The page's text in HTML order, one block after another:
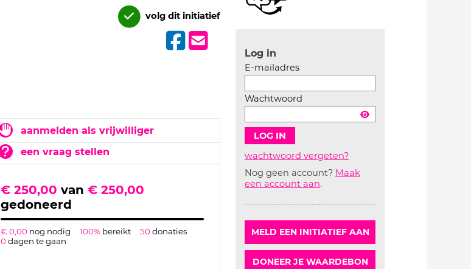
volg dit initiatief
aanmelden als vrijwilliger
een vraag stellen
€ 250,00 van € 250,00
gedoneerd
€ 0,00 nog nodig 100% bereikt 50donaties
0dagen te gaan
Log in
E-mailadres
Wachtwoord
wachtwoord vergeten?
Nog geen account? Maak
een account aan.
MELD EEN INITIATIEF AAN
DONEER JE WAARDEBON